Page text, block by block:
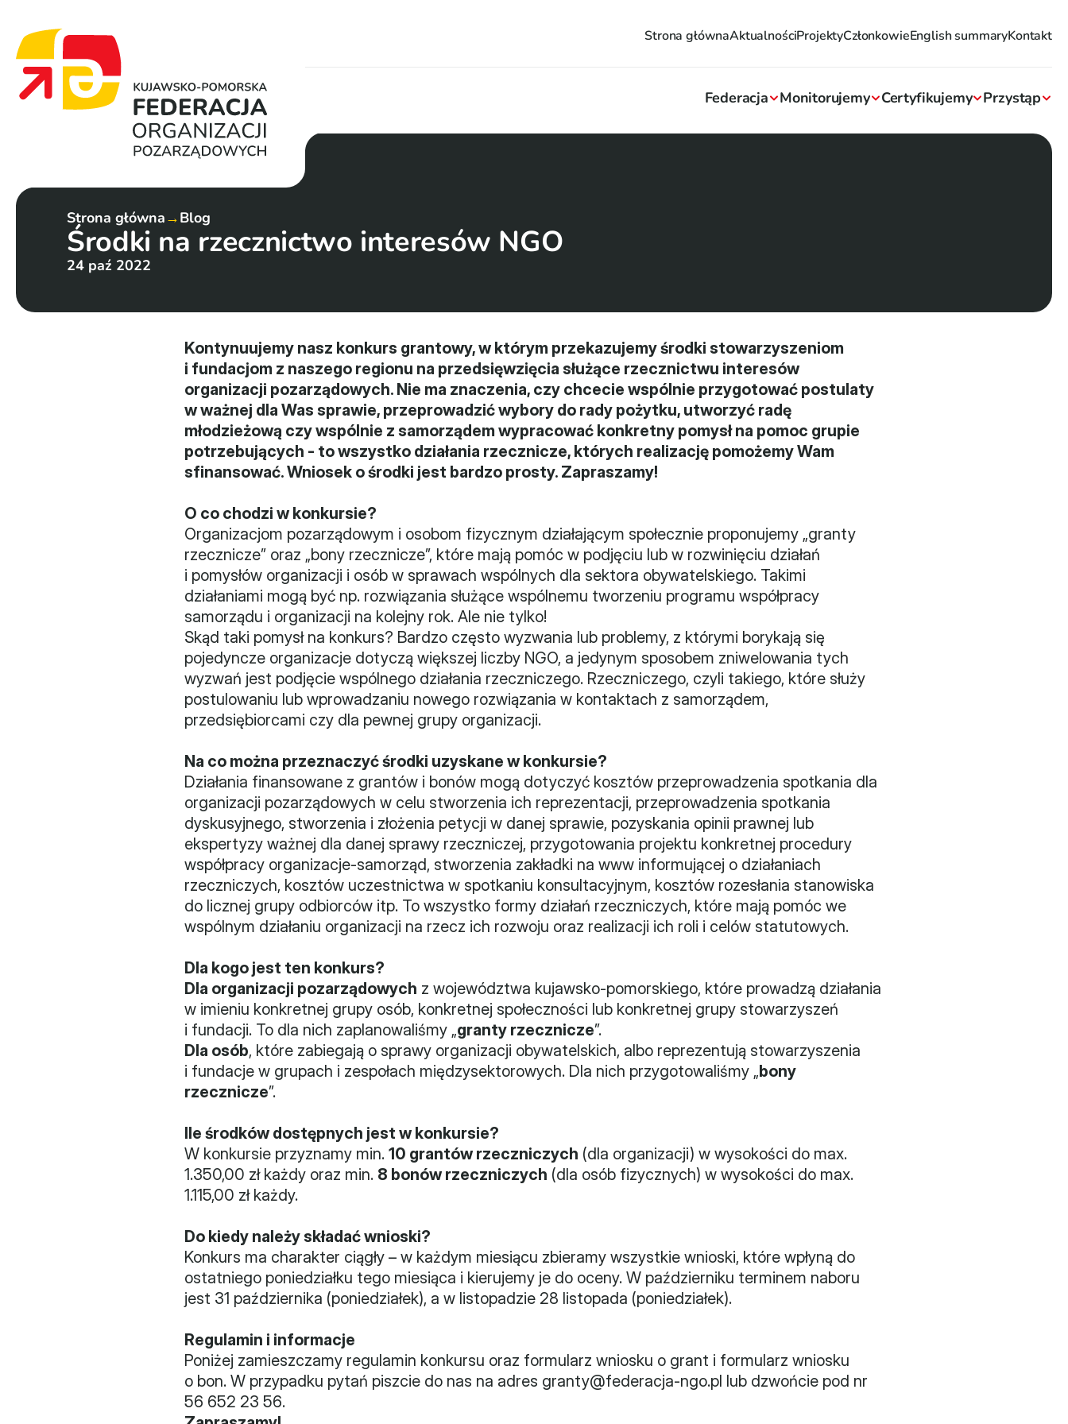
Strona głównaAktualnościProjektyCzłonkowieEnglish summaryKontakt
Federacja Monitorujemy Certyfikujemy Przystąp
Strona główna→Blog
Środki na rzecznictwo interesów NGO
24 paź 2022
Kontynuujemy nasz konkurs grantowy, w którym przekazujemy środki stowarzyszeniom
i fundacjom z naszego regionu na przedsięwzięcia służące rzecznictwu interesów
organizacji pozarządowych. Nie ma znaczenia, czy chcecie wspólnie przygotować postulaty
w ważnej dla Was sprawie, przeprowadzić wybory do rady pożytku, utworzyć radę
młodzieżową czy wspólnie z samorządem wypracować konkretny pomysł na pomoc grupie
potrzebujących - to wszystko działania rzecznicze, których realizację pomożemy Wam
sfinansować. Wniosek o środki jest bardzo prosty. Zapraszamy!
O co chodzi w konkursie?
Organizacjom pozarządowym i osobom fizycznym działającym społecznie proponujemy „granty
rzecznicze” oraz „bony rzecznicze”, które mają pomóc w podjęciu lub w rozwinięciu działań
i pomysłów organizacji i osób w sprawach wspólnych dla sektora obywatelskiego. Takimi
działaniami mogą być np. rozwiązania służące wspólnemu tworzeniu programu współpracy
samorządu i organizacji na kolejny rok. Ale nie tylko!
Skąd taki pomysł na konkurs? Bardzo często wyzwania lub problemy, z którymi borykają się
pojedyncze organizacje dotyczą większej liczby NGO, a jedynym sposobem zniwelowania tych
wyzwań jest podjęcie wspólnego działania rzeczniczego. Rzeczniczego, czyli takiego, które służy
postulowaniu lub wprowadzaniu nowego rozwiązania w kontaktach z samorządem,
przedsiębiorcami czy dla pewnej grupy organizacji.
Na co można przeznaczyć środki uzyskane w konkursie?
Działania finansowane z grantów i bonów mogą dotyczyć kosztów przeprowadzenia spotkania dla
organizacji pozarządowych w celu stworzenia ich reprezentacji, przeprowadzenia spotkania
dyskusyjnego, stworzenia i złożenia petycji w danej sprawie, pozyskania opinii prawnej lub
ekspertyzy ważnej dla danej sprawy rzeczniczej, przygotowania projektu konkretnej procedury
współpracy organizacje-samorząd, stworzenia zakładki na www informującej o działaniach
rzeczniczych, kosztów uczestnictwa w spotkaniu konsultacyjnym, kosztów rozesłania stanowiska
do licznej grupy odbiorców itp. To wszystko formy działań rzeczniczych, które mają pomóc we
wspólnym działaniu organizacji na rzecz ich rozwoju oraz realizacji ich roli i celów statutowych.
Dla kogo jest ten konkurs?
Dla organizacji pozarządowych z województwa kujawsko-pomorskiego, które prowadzą działania
w imieniu konkretnej grupy osób, konkretnej społeczności lub konkretnej grupy stowarzyszeń
i fundacji. To dla nich zaplanowaliśmy „granty rzecznicze”.
Dla osób, które zabiegają o sprawy organizacji obywatelskich, albo reprezentują stowarzyszenia
i fundacje w grupach i zespołach międzysektorowych. Dla nich przygotowaliśmy „bony
rzecznicze”.
Ile środków dostępnych jest w konkursie?
W konkursie przyznamy min. 10 grantów rzeczniczych (dla organizacji) w wysokości do max.
1.350,00 zł każdy oraz min. 8 bonów rzeczniczych (dla osób fizycznych) w wysokości do max.
1.115,00 zł każdy.
Do kiedy należy składać wnioski?
Konkurs ma charakter ciągły – w każdym miesiącu zbieramy wszystkie wnioski, które wpłyną do
ostatniego poniedziałku tego miesiąca i kierujemy je do oceny. W październiku terminem naboru
jest 31 października (poniedziałek), a w listopadzie 28 listopada (poniedziałek).
Regulamin i informacje
Poniżej zamieszczamy regulamin konkursu oraz formularz wniosku o grant i formularz wniosku
o bon. W przypadku pytań piszcie do nas na adres granty@federacja-ngo.pl lub dzwońcie pod nr
56 652 23 56.